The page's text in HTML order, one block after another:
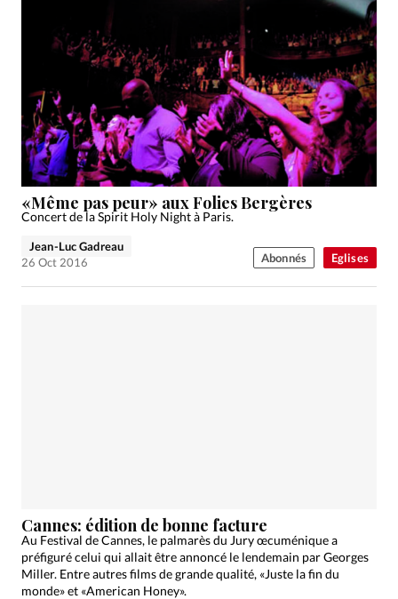
Eglises
«Même pas peur» aux Folies Bergères
Concert de la Spirit Holy Night à Paris.
Jean-Luc Gadreau
26 Oct 2016
Abonnés
Cannes: édition de bonne facture
Au Festival de Cannes, le palmarès du Jury œcuménique a
préfiguré celui qui allait être annoncé le lendemain par Georges
Miller. Entre autres films de grande qualité, «Juste la fin du
monde» et «American Honey».